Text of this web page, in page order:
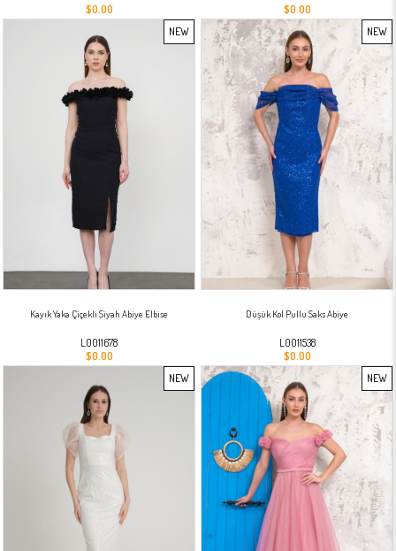
$0.00
$0.00
Kayık Yaka Çiçekli Siyah Abiye Elbise
L0011678
$0.00
NEW
Düşük Kol Pullu Saks Abiye
L0011538
$0.00
NEW
NEW
NEW
ITEM